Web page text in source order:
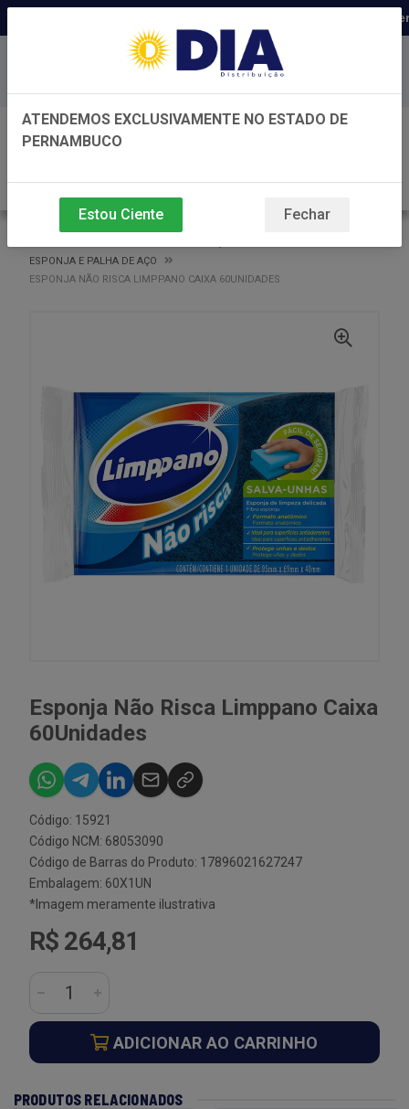
Distribuidora há 22 anos em
Baixe já nosso APP
ESPONJA E PALHA DE AÇO
ESPONJA NÃO RISCA LIMPPANO CAIXA 60UNIDADES
Esponja Não Risca Limppano Caixa
60Unidades
Código: 15921
Código NCM: 68053090
Código de Barras do Produto: 17896021627247
Embalagem: 60X1UN
*Imagem meramente ilustrativa
R$ 264,81
ADICIONAR AO CARRINHO
PRODUTOS RELACIONADOS
ATENDEMOS EXCLUSIVAMENTE NO ESTADO DE
PERNAMBUCO
Estou Ciente Fechar